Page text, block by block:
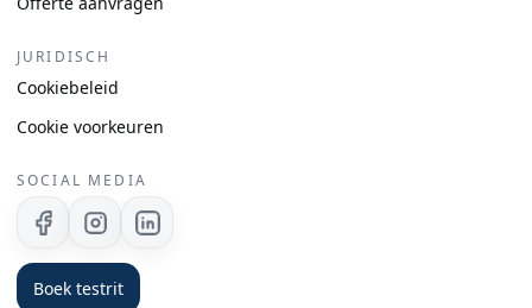
JURIDISCH
Cookiebeleid
Cookie voorkeuren
SOCIAL MEDIA
FacebookInstagramLinkedin
Boek testrit